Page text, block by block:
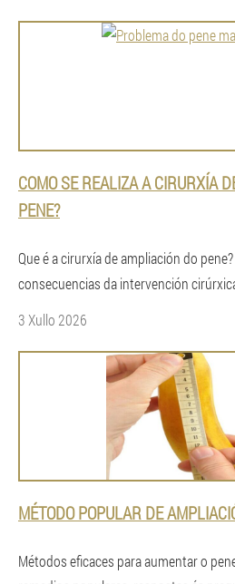
COMO SE REALIZA A CIRURXÍA
PENE?
Que é a cirurxía de ampliación do
consecuencias da intervención
3 Xullo 2026
MÉTODO POPULAR DE
Métodos eficaces para aumentar o